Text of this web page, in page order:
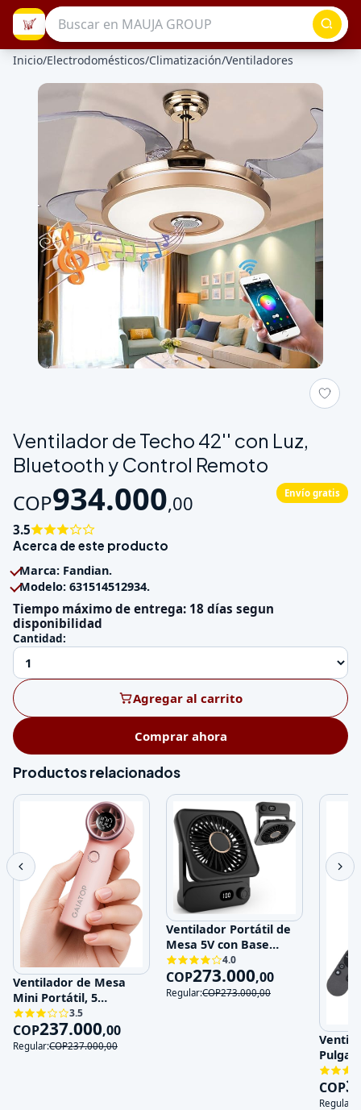
Inicio/Electrodomésticos/Climatización/Ventiladores
Ventilador de Techo 42'' con Luz,
Bluetooth y Control Remoto
COP934.000,00 Envío gratis
3.5
Acerca de este producto
Marca: Fandian.
Modelo: 631514512934.
Tiempo máximo de entrega: 18 días segun
disponibilidad
Cantidad:
Agregar al carrito
Comprar ahora
Productos relacionados
Ventilador de Mesa
Mini Portátil, 5
Velocidades, 5V,
Recargable
3.5
COP237.000,00
Regular:COP237.000,00
Ventilador Portátil de
Mesa 5V con Base
Magnética y 100
Velocidades
4.0
COP273.000,00
Regular:COP273.000,00
120V
COP
Regular: